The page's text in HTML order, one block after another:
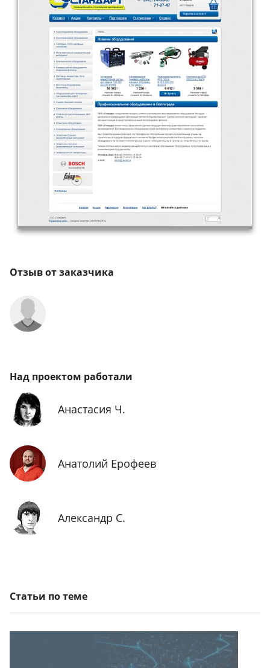
Отзыв от заказчика
Над проектом работали
Анастасия Ч.
Анатолий Ерофеев
Александр С.
Статьи по теме